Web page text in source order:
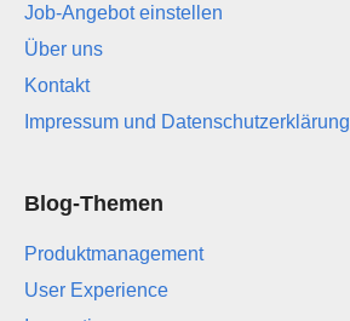
Job-Angebot einstellen
Über uns
Kontakt
Impressum und Datenschutzerklärung
Blog-Themen
Produktmanagement
User Experience